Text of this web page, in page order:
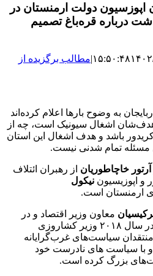
اپوزسیون دولت ارمنستان در
درباره قره‌باغ تصمیم
۲۲ |مطالب برگزیده از
به وضوح بارها اعلام کرده‌اند
اشغال سیونیک است، چه از
باشد و هدف اشغال این استان
مسئله تمام شدنی نیست.
آرتور خاچاطوریان از رهبران ائتلاف
و اپوزیسیون نیکول
ارمنستان است.
معاون وزیر اقتصاد و در
در سال ۲۰۱۸ وزیر کشاروزی
منتقدان سیاست‌های غرب‌گرایانه
با سیاست های نادرست خود
بزرگ کرده است.